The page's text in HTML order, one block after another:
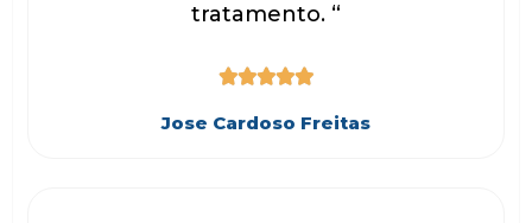
tratamento. “

Jose Cardoso Freitas